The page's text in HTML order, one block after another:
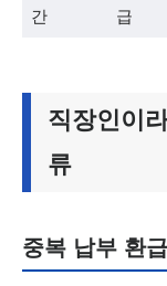
간
급
직장인이
류
중복 납부 환